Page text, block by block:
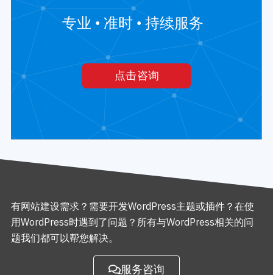
有网站建设需求？需要开发WordPress主题或插件？在使
用WordPress时遇到了问题？所有与WordPress相关的问
题我们都可以帮您解决。
服务咨询